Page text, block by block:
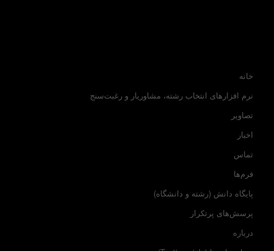
خانه
نرم افزارهای انتخاب رشته، مشاوریار و رغبت‌سنج
تصاویر
اخبار
تماس
فرم‌ها
پایگاه دانش (رشته و دانشگاه)
پرسش‌های پرتکرار
درباره